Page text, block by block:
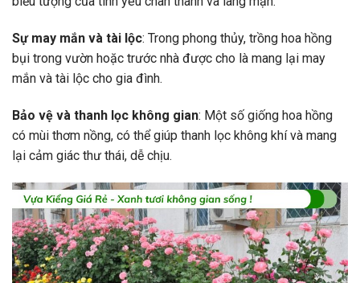
Sự may mắn và tài lộc: Trong phong thủy, trồng hoa hồng
bụi trong vườn hoặc trước nhà được cho là mang lại may
mắn và tài lộc cho gia đình.
Bảo vệ và thanh lọc không gian: Một số giống hoa hồng
có mùi thơm nồng, có thể giúp thanh lọc không khí và mang
lại cảm giác thư thái, dễ chịu.